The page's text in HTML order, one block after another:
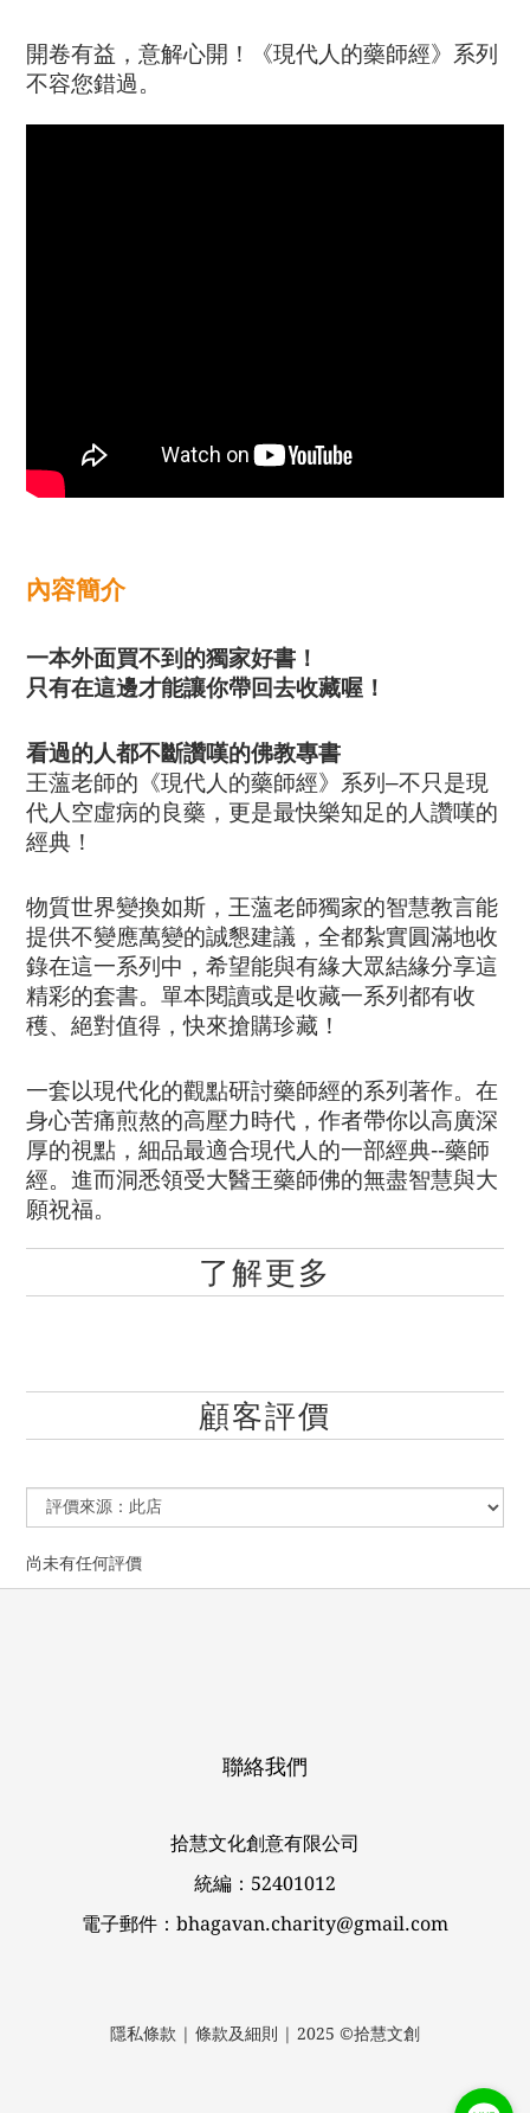
開卷有益，意解心開！《現代人的藥師經》系列
不容您錯過。
內容簡介
一本外面買不到的獨家好書！
只有在這邊才能讓你帶回去收藏喔！
看過的人都不斷讚嘆的佛教專書
王薀老師的《現代人的藥師經》系列–不只是現
代人空虛病的良藥，更是最快樂知足的人讚­嘆的
經典！
物質世界變換如斯，王薀老師獨家的智慧教言能
提供不變應萬變的誠懇建議，全都紮實圓滿­地收
錄在這一系列中，希望能與有緣大眾結緣分享這
精彩的套書。單本閱讀或是收藏一系列­都有收
穫、絕對值得，快來搶購珍藏！
一套以現代化的觀點研討藥師經的系列著作。在
身心苦痛煎熬的高壓力時代，作者帶你以高廣深
厚的視點，細品最適合現代人的一部經典--藥師
經。進而洞悉領受大醫王藥師佛的無盡智慧與大
願祝福。
了解更多
顧客評價
尚未有任何評價
聯絡我們
拾慧文化創意有限公司
統編：52401012
電子郵件：bhagavan.charity@gmail.com
隱私條款 | 條款及細則 | 2025 ©拾慧文創